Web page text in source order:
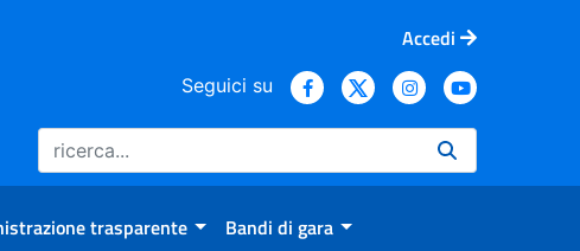
Accedi
Seguici su
trasparente Bandi di gara